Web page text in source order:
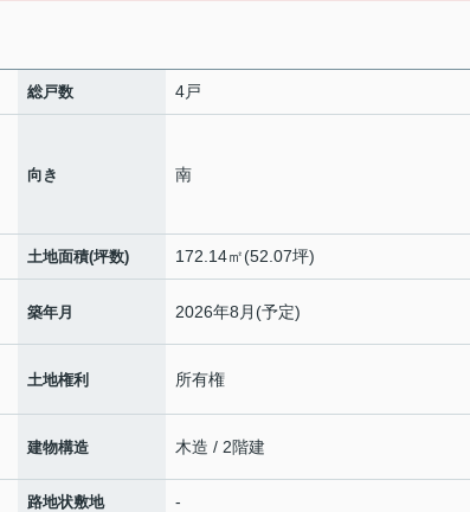
総戸数 4戸
向き 南
土地面積(坪数) 172.14㎡(52.07坪)
築年月 2026年8月(予定)
土地権利 所有権
建物構造 木造 / 2階建
路地状敷地 -